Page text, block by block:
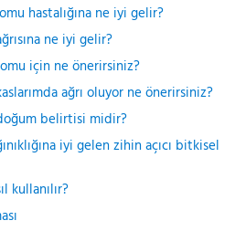
hastalığına ne iyi gelir?
ne iyi gelir?
için ne önerirsiniz?
ağrı oluyor ne önerirsiniz?
belirtisi midir?
iyi gelen zihin açıcı bitkisel
kullanılır?